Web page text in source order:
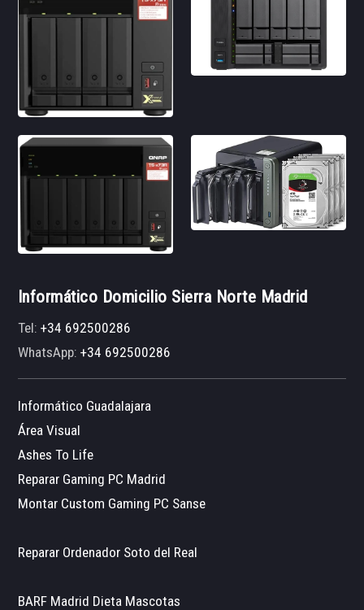
Informático Domicilio Sierra Norte Madrid
Tel:+34 692500286
WhatsApp:+34 692500286
Informático Guadalajara
Área Visual
Ashes To Life
Reparar Gaming PC Madrid
Montar Custom Gaming PC Sanse
Reparar Ordenador Soto del Real
BARF Madrid Dieta Mascotas